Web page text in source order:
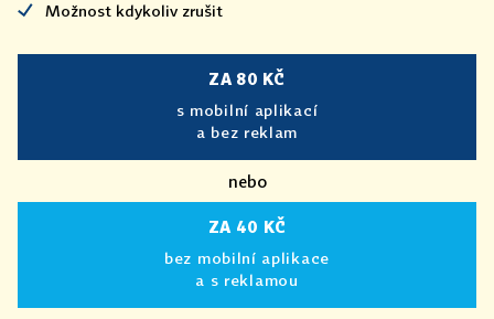
Možnost kdykoliv zrušit
ZA 80 KČ
s mobilní aplikací
a bez reklam
nebo
ZA 40 KČ
bez mobilní aplikace
a s reklamou